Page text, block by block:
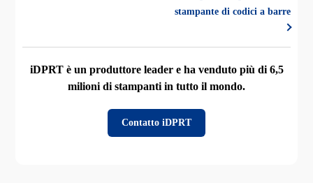
stampante di codici a barre
iDPRT è un produttore leader e ha venduto più di 6,5
milioni di stampanti in tutto il mondo.
Contatto iDPRT